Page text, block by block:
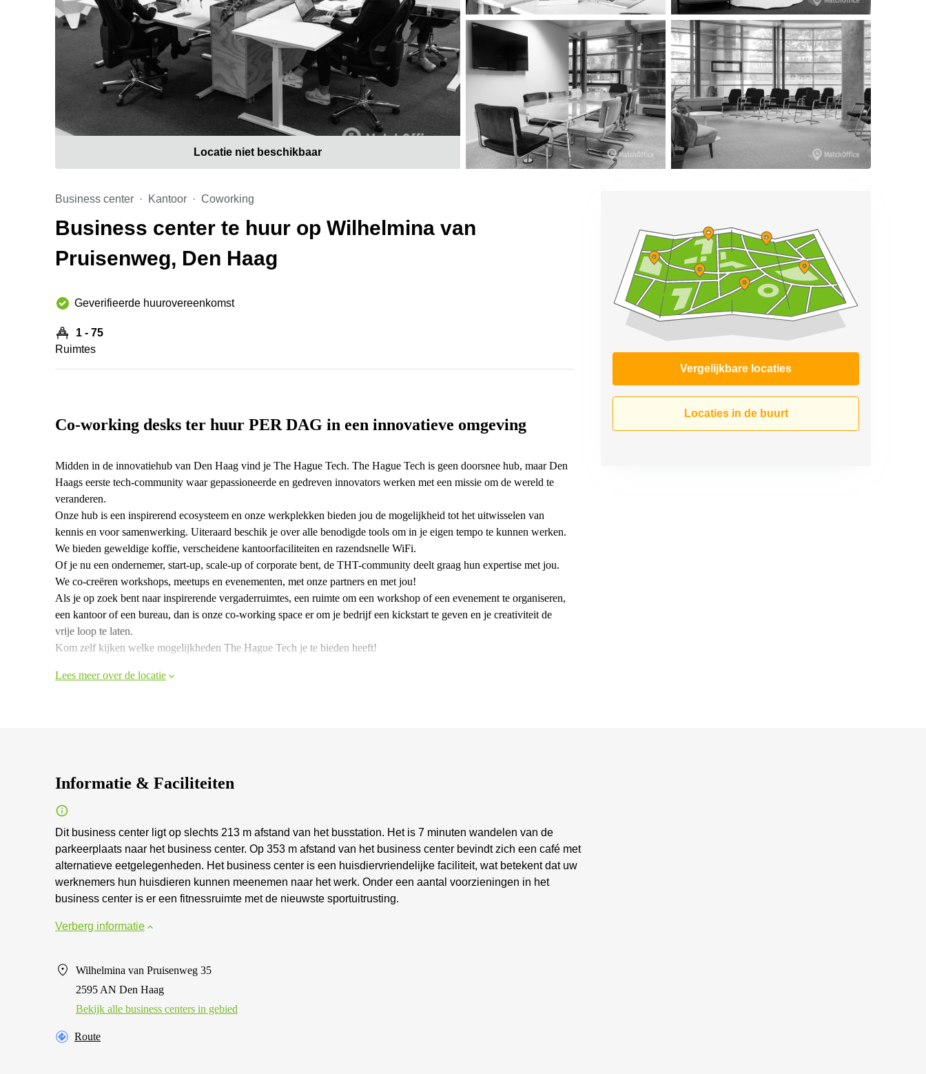
Locatie niet beschikbaar
Business center Kantoor Coworking
Business center te huur op Wilhelmina van
Pruisenweg, Den Haag
Geverifieerde huurovereenkomst
1 - 75
Ruimtes
Vergelijkbare locaties
Locaties in de buurt
Co-working desks ter huur PER DAG in een innovatieve omgeving
Midden in de innovatiehub van Den Haag vind je The Hague Tech. The Hague Tech is geen doorsnee hub, maar Den
Haags eerste tech-community waar gepassioneerde en gedreven innovators werken met een missie om de wereld te
veranderen.
Onze hub is een inspirerend ecosysteem en onze werkplekken bieden jou de mogelijkheid tot het uitwisselen van
kennis en voor samenwerking. Uiteraard beschik je over alle benodigde tools om in je eigen tempo te kunnen werken.
We bieden geweldige koffie, verscheidene kantoorfaciliteiten en razendsnelle WiFi.
Of je nu een ondernemer, start-up, scale-up of corporate bent, de THT-community deelt graag hun expertise met jou.
We co-creëren workshops, meetups en evenementen, met onze partners en met jou!
Als je op zoek bent naar inspirerende vergaderruimtes, een ruimte om een workshop of een evenement te organiseren,
een kantoor of een bureau, dan is onze co-working space er om je bedrijf een kickstart te geven en je creativiteit de
vrije loop te laten.
Kom zelf kijken welke mogelijkheden The Hague Tech je te bieden heeft!
Lees meer over de locatie
Informatie & Faciliteiten
Dit business center ligt op slechts 213 m afstand van het busstation. Het is 7 minuten wandelen van de
parkeerplaats naar het business center. Op 353 m afstand van het business center bevindt zich een café met
alternatieve eetgelegenheden. Het business center is een huisdiervriendelijke faciliteit, wat betekent dat uw
werknemers hun huisdieren kunnen meenemen naar het werk. Onder een aantal voorzieningen in het
business center is er een fitnessruimte met de nieuwste sportuitrusting.
Verberg informatie
Wilhelmina van Pruisenweg 35
2595 AN Den Haag
Bekijk alle business centers in gebied
Route